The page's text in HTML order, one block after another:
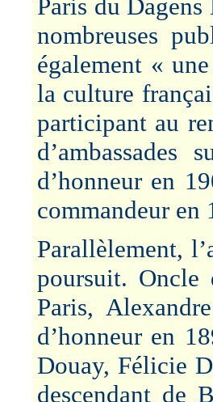
Paris du
nombreuses
également «
la culture
participant au
d’honneur en
commandeur en
Parallèlement,
poursuit. Oncle
Paris,
d’honneur en
Douay, Félicie
descendant de